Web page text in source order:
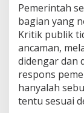
Pemerintah
bagian yang
Kritik publik
ancaman,
didengar dan
respons
hanyalah
tentu sesuai